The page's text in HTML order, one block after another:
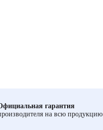
гарантия
на всю продукцию